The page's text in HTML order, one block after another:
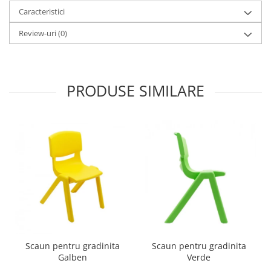
Imprimante
Multifunctionale
Imprimante si Scanere 3D
Camere Videoconferinta
Tehnologie Educationala
Ochelari VR
Kit Robotic Educational
Software Educational
Mobilier Invatamant
Mobilier Cresa si Gradinita
Scaune Gradinita
Paturi gradinita
Caracteristici
Review-uri(0)
PRODUSE SIMILARE
Scaun pentru gradinita
Galben
Scaun pentru gradinita
Verde